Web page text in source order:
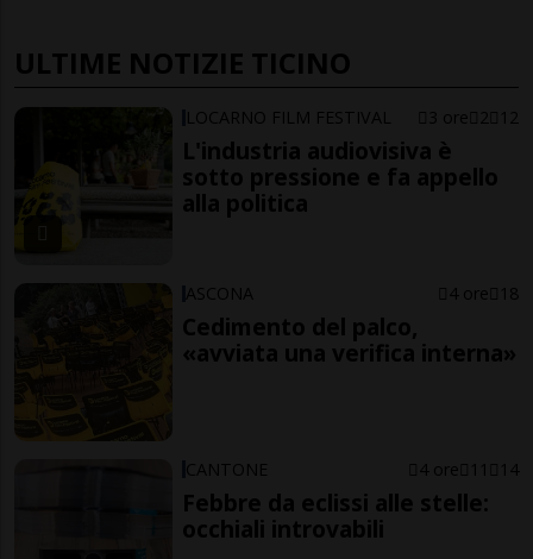
ULTIME NOTIZIE TICINO
LOCARNO FILM FESTIVAL 3 ore 2 12
L'industria audiovisiva è
sotto pressione e fa appello
alla politica
ASCONA 4 ore 18
Cedimento del palco,
«avviata una verifica interna»
CANTONE 4 ore 11 14
Febbre da eclissi alle stelle:
occhiali introvabili